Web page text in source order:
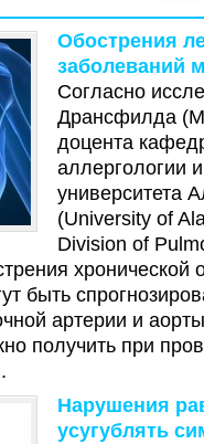
Обострения
заболеваний
Согласно
Дрансфилда
доцента
аллергологии
университета
(University of
Division of
хронической
быть
артерии и
получить при
Нарушения
усугублять